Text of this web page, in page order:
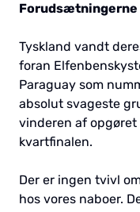
Forudsætningerne
Tyskland vandt
foran
Paraguay som
absolut svageste
vinderen af opgøret
kvartfinalen.
Der er ingen tvivl
hos vores naboer.